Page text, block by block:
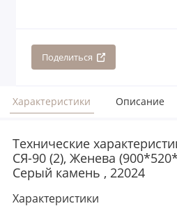
Поделиться
Характеристики Описание
Технические
СЯ-90 (2), Женева
Серый камень , 22024
Характеристики